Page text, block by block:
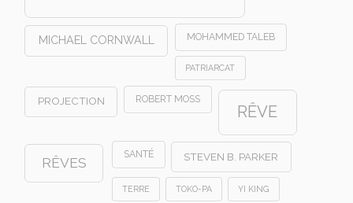
MICHAEL CORNWALL MOHAMMED TALEB
PATRIARCAT
PROJECTION ROBERT MOSS
RÊVE
RÊVES
SANTÉ STEVEN B. PARKER
TERRE TOKO-PA YI KING